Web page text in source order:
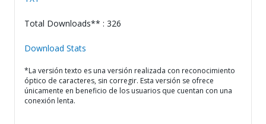
Total Downloads** : 326
Download Stats
*La versión texto es una versión realizada con reconocimiento
óptico de caracteres, sin corregir. Esta versión se ofrece
únicamente en beneficio de los usuarios que cuentan con una
conexión lenta.